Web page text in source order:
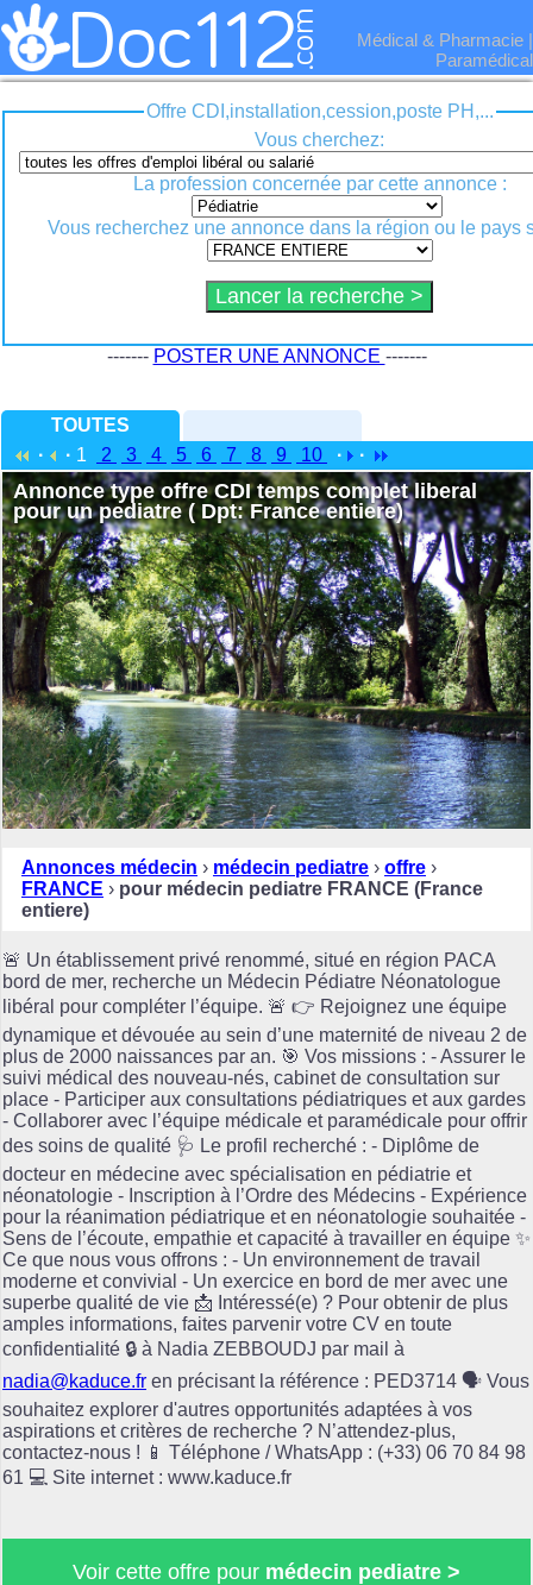
Médical & Pharmacie |
Paramédical
Offre CDI,installation,cession,poste PH,...
Vous cherchez:
La profession concernée par cette annonce :
Vous recherchez une annonce dans la région ou le pays
------- POSTER UNE ANNONCE -------
TOUTES
·
· 1 2 3 4 5 6 7 8 9 10 · ·
Annonce type offre CDI temps complet liberal
pour un pediatre ( Dpt: France entiere)
Annonces médecin › médecin pediatre › offre ›
FRANCE › pour médecin pediatre FRANCE (France
entiere)
🚨 Un établissement privé renommé, situé en région PACA
bord de mer, recherche un Médecin Pédiatre Néonatologue
libéral pour compléter l’équipe. 🚨 👉 Rejoignez une équipe
dynamique et dévouée au sein d’une maternité de niveau 2 de
plus de 2000 naissances par an. 🎯 Vos missions : - Assurer le
suivi médical des nouveau-nés, cabinet de consultation sur
place - Participer aux consultations pédiatriques et aux gardes
- Collaborer avec l’équipe médicale et paramédicale pour offrir
des soins de qualité 🩺 Le profil recherché : - Diplôme de
docteur en médecine avec spécialisation en pédiatrie et
néonatologie - Inscription à l’Ordre des Médecins - Expérience
pour la réanimation pédiatrique et en néonatologie souhaitée -
Sens de l’écoute, empathie et capacité à travailler en équipe ✨
Ce que nous vous offrons : - Un environnement de travail
moderne et convivial - Un exercice en bord de mer avec une
superbe qualité de vie 📩 Intéressé(e) ? Pour obtenir de plus
amples informations, faites parvenir votre CV en toute
confidentialité 🔒 à Nadia ZEBBOUDJ par mail à
nadia@kaduce.fr en précisant la référence : PED3714 🗣️ Vous
souhaitez explorer d'autres opportunités adaptées à vos
aspirations et critères de recherche ? N’attendez-plus,
contactez-nous ! 📱 Téléphone / WhatsApp : (+33) 06 70 84 98
61 💻 Site internet : www.kaduce.fr
Voir cette offre pour médecin pediatre >